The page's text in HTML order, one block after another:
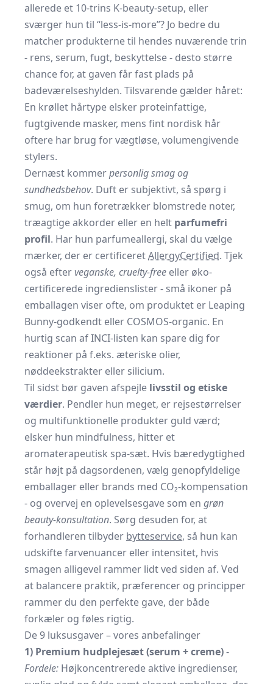
allerede et 10-trins K-beauty-setup, eller
sværger hun til “less-is-more”? Jo bedre du
matcher produkterne til hendes nuværende trin
- rens, serum, fugt, beskyttelse - desto større
chance for, at gaven får fast plads på
badeværelseshylden. Tilsvarende gælder håret:
En krøllet hårtype elsker proteinfattige,
fugtgivende masker, mens fint nordisk hår
oftere har brug for vægtløse, volumengivende
stylers.
Dernæst kommerpersonlig smag og
sundhedsbehov. Duft er subjektivt, så spørg i
smug, om hun foretrækker blomstrede noter,
træagtige akkorder eller en helt parfumefri
profil. Har hun parfumeallergi, skal du vælge
mærker, der er certificeretAllergyCertified. Tjek
også efterveganske, cruelty-free eller øko-
certificerede ingredienslister - små ikoner på
emballagen viser ofte, om produktet er Leaping
Bunny-godkendt eller COSMOS-organic. En
hurtig scan af INCI-listen kan spare dig for
reaktioner på f.eks. æteriske olier,
nøddeekstrakter eller silicium.
Til sidst bør gaven afspejle livsstil og etiske
værdier. Pendler hun meget, er rejsestørrelser
og multifunktionelle produkter guld værd;
elsker hun mindfulness, hitter et
aromaterapeutisk spa-sæt. Hvis bæredygtighed
står højt på dagsordenen, vælg genopfyldelige
emballager eller brands med CO₂-kompensation
- og overvej en oplevelsesgave som en grøn
beauty-konsultation. Sørg desuden for, at
forhandleren tilbyder bytteservice, så hun kan
udskifte farvenuancer eller intensitet, hvis
smagen alligevel rammer lidt ved siden af. Ved
at balancere praktik, præferencer og principper
rammer du den perfekte gave, der både
forkæler og føles rigtig.
De 9 luksusgaver – vores anbefalinger
1) Premium hudplejesæt (serum + creme)-
Fordele: Højkoncentrerede aktive ingredienser,